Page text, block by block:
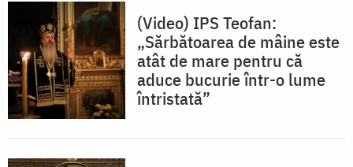
(Video) IPS Teofan:
„Sărbătoarea de mâine este
atât de mare pentru că
aduce bucurie într-o lume
întristată”